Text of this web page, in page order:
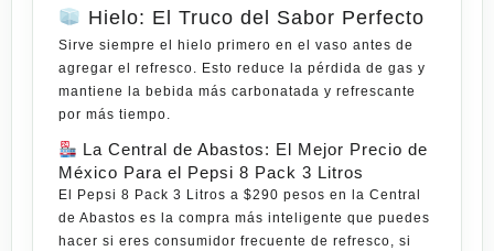
Hielo: El Truco del Sabor Perfecto
Sirve siempre el hielo primero en el vaso antes de
agregar el refresco. Esto reduce la pérdida de gas y
mantiene la bebida más carbonatada y refrescante
por más tiempo.
La Central de Abastos: El Mejor Precio de
México Para el Pepsi 8 Pack 3 Litros
El Pepsi 8 Pack 3 Litros a $290 pesos en la Central
de Abastos es la compra más inteligente que puedes
hacer si eres consumidor frecuente de refresco, si